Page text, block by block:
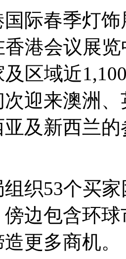
际春季灯
香港会议展
及区域近
迎来澳洲
及新西兰
织53个买
边包含环
更多商机。